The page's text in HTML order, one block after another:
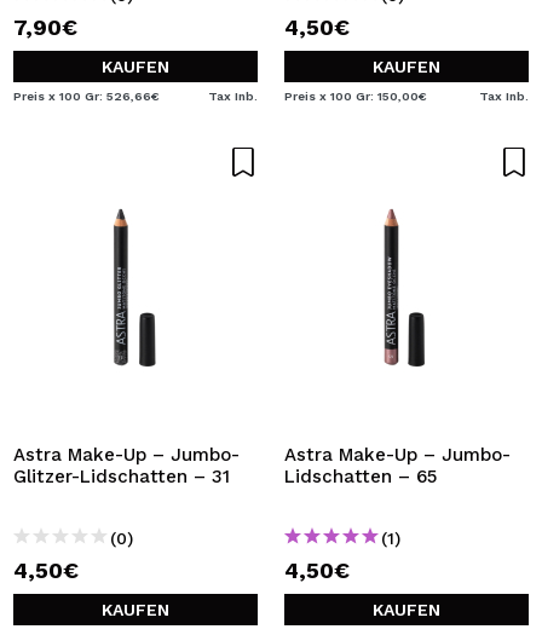
7,90€
KAUFEN
Preis x 100 Gr: 526,66€ Tax Inb.
4,50€
KAUFEN
Preis x 100 Gr: 150,00€ Tax Inb.
Astra Make-Up – Jumbo-
Glitzer-Lidschatten – 31
(0)
4,50€
KAUFEN
Astra Make-Up – Jumbo-
Lidschatten – 65
(1)
4,50€
KAUFEN